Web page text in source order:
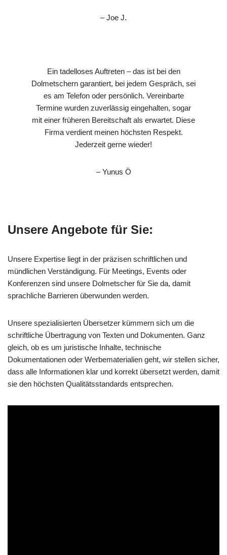
– Joe J.
Ein tadelloses Auftreten – das ist bei den
Dolmetschern garantiert, bei jedem Gespräch, sei
es am Telefon oder persönlich. Vereinbarte
Termine wurden zuverlässig eingehalten, sogar
mit einer früheren Bereitschaft als erwartet. Diese
Firma verdient meinen höchsten Respekt.
Jederzeit gerne wieder!
– Yunus Ö
Unsere Angebote für Sie:
Unsere Expertise liegt in der präzisen schriftlichen und
mündlichen Verständigung. Für Meetings, Events oder
Konferenzen sind unsere Dolmetscher für Sie da, damit
sprachliche Barrieren überwunden werden.
Unsere spezialisierten Übersetzer kümmern sich um die
schriftliche Übertragung von Texten und Dokumenten. Ganz
gleich, ob es um juristische Inhalte, technische
Dokumentationen oder Werbematerialien geht, wir stellen sicher,
dass alle Informationen klar und korrekt übersetzt werden, damit
sie den höchsten Qualitätsstandards entsprechen.